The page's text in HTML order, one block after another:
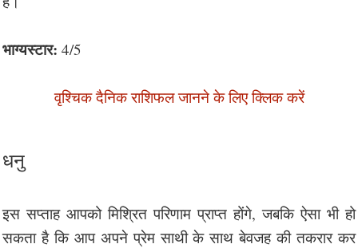
भाग्यस्टार: 4/5
वृश्चिक दैनिक राशिफल जानने के लिए क्लिक करें
धनु
इस सप्ताह आपको मिश्रित परिणाम प्राप्त होंगे, जबकि ऐसा भी हो
सकता है कि आप अपने प्रेम साथी के साथ बेवजह की तकरार कर